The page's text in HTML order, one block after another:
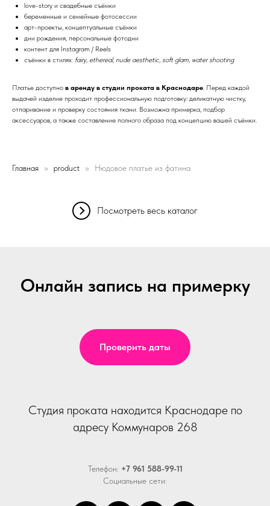
love-story и свадебные съёмки
беременные и семейные фотосессии
арт-проекты, концептуальные съёмки
дни рождения, персональные фотодни
контент для Instagram / Reels
съёмки в стилях: fairy, ethereal, nude aesthetic, soft glam, water shooting
Платье доступно в аренду в студии проката в Краснодаре. Перед каждой
выдачей изделие проходит профессиональную подготовку: деликатную чистку,
отпаривание и проверку состояния ткани. Возможна примерка, подбор
аксессуаров, а также составление полного образа под концепцию вашей съёмки.
Главная product Нюдовое платье из фатина
Посмотреть весь каталог
Онлайн запись на примерку
Проверить даты
Студия проката находится Краснодаре по
адресу Коммунаров 268
Телефон: +7 961 588-99-11
Социальные сети: